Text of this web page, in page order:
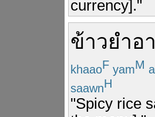
currency]."
ข้าวยำอ
khaaoF yamM
saawnH
"Spicy rice